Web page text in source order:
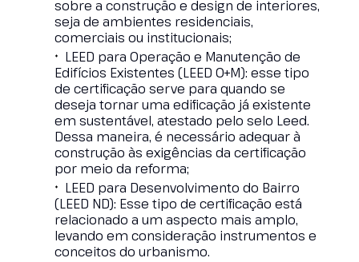
sobre a construção e design de interiores,
seja de ambientes residenciais,
comerciais ou institucionais;
LEED para Operação e Manutenção de
Edifícios Existentes (LEED O+M): esse tipo
de certificação serve para quando se
deseja tornar uma edificação já existente
em sustentável, atestado pelo selo Leed.
Dessa maneira, é necessário adequar à
construção às exigências da certificação
por meio da reforma;
LEED para Desenvolvimento do Bairro
(LEED ND): Esse tipo de certificação está
relacionado a um aspecto mais amplo,
levando em consideração instrumentos e
conceitos do urbanismo.